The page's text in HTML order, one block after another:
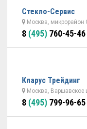
Стекло-Сервис
Москва, микрорайон
8 (495) 760-45-46
Кларус Трейдинг
Москва, Варшавское
8 (495) 799-96-65